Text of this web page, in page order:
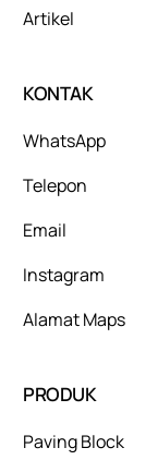
Artikel
KONTAK
WhatsApp
Telepon
Email
Instagram
Alamat Maps
PRODUK
Paving Block